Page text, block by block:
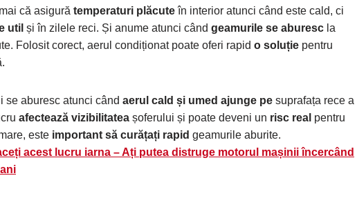
că asigură temperaturi plăcuteîn interior atunci când este cald, ci
util și în zilele reci. Și anume atunci când geamurile se aburesc la
Folosit corect, aerul condiționat poate oferi rapid o soluție pentru
se aburesc atunci când aerul cald și umed ajunge pe suprafața rece a
afectează vizibilitatea șoferului și poate deveni un risc real pentru
este important să curățați rapid geamurile aburite.
acest lucru iarna – Ați putea distruge motorul mașinii încercând